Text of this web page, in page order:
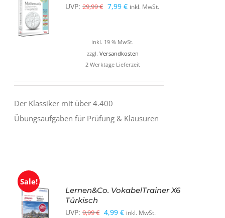
WARENKORB
UVP: 29,99€ Ursprünglicher
7,99€Aktueller
inkl. MwSt.
inkl. 19 % MwSt.
zzgl. Versandkosten
2 Werktage Lieferzeit
Der Klassiker mit über 4.400
Übungsaufgaben für Prüfung & Klausuren
Sale!
IN DEN
WARENKORB
Lernen&Co. VokabelTrainer X6
Türkisch
UVP: 9,99€ Ursprünglicher
4,99€Aktueller
inkl. MwSt.